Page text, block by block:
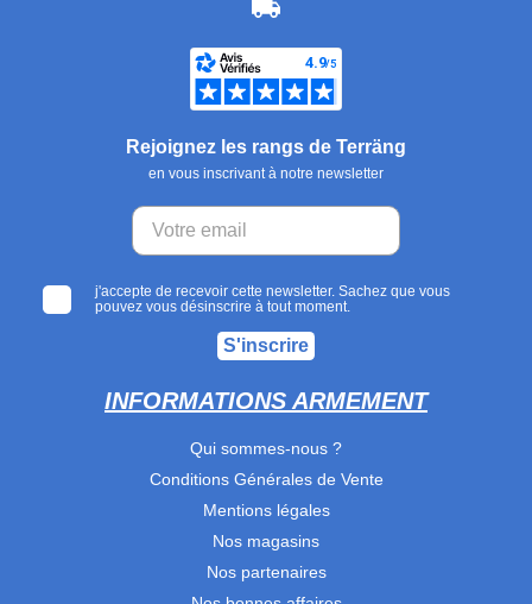
Rejoignez les rangs de Terräng
en vous inscrivant à notre newsletter
j'accepte de recevoir cette newsletter. Sachez que vous
pouvez vous désinscrire à tout moment.
S'inscrire
INFORMATIONS ARMEMENT
Qui sommes-nous ?
Conditions Générales de Vente
Mentions légales
Nos magasins
Nos partenaires